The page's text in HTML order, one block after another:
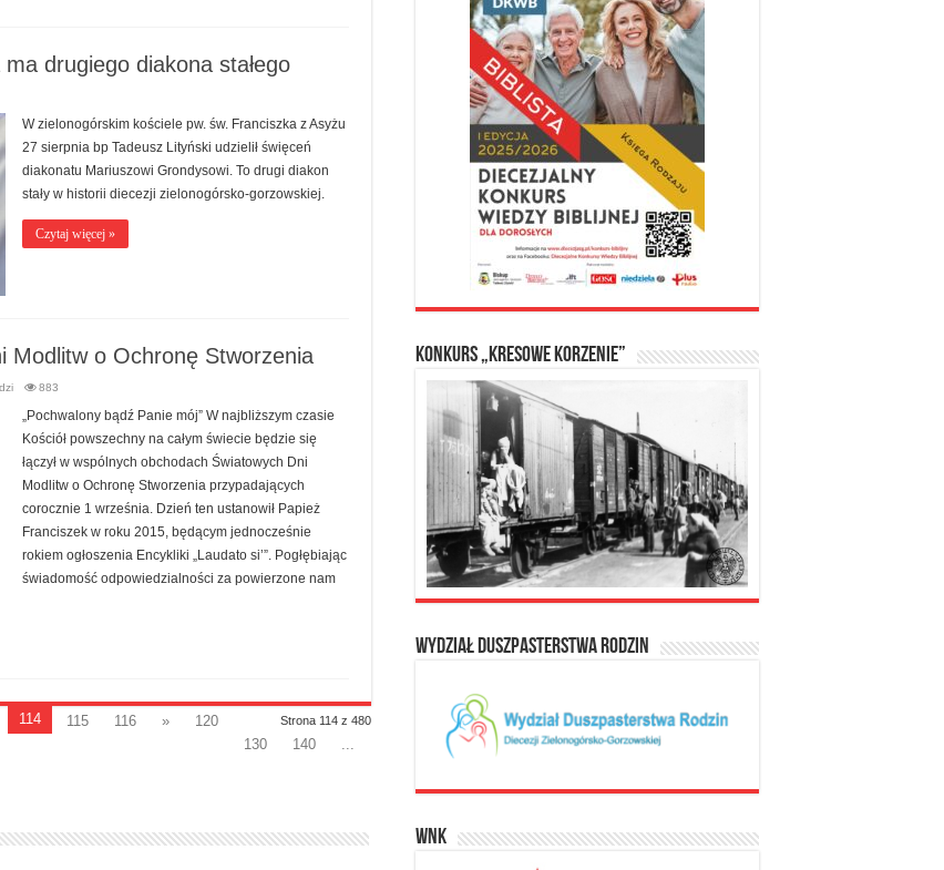
drugiego diakona stałego
W zielonogórskim kościele pw. św. Franciszka z Asyżu
27 sierpnia bp Tadeusz Lityński udzielił święceń
diakonatu Mariuszowi Grondysowi. To drugi diakon
stały w historii diecezji zielonogórsko-gorzowskiej.
Czytaj więcej »
Modlitw o Ochronę Stworzenia
883
„Pochwalony bądź Panie mój” W najbliższym czasie
Kościół powszechny na całym świecie będzie się
łączył w wspólnych obchodach Światowych Dni
Modlitw o Ochronę Stworzenia przypadających
corocznie 1 września. Dzień ten ustanowił Papież
Franciszek w roku 2015, będącym jednocześnie
rokiem ogłoszenia Encykliki „Laudato si’”. Pogłębiając
świadomość odpowiedzialności za powierzone nam
Strona 114 z 480
114 115 116 »
120
130
140
...
Konkurs „Kresowe Korzenie”
Wydział Duszpasterstwa Rodzin
WNK